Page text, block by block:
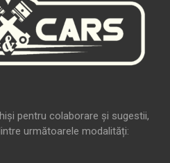
pentru colaborare și sugestii,
următoarele modalități: